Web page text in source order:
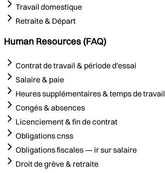
Travail domestique
Retraite & Départ
Human Resources (FAQ)
Contrat de travail & période d'essai
Salaire & paie
Heures supplémentaires & temps de travail
Congés & absences
Licenciement & fin de contrat
Obligations cnss
Obligations fiscales — ir sur salaire
Droit de grève & retraite